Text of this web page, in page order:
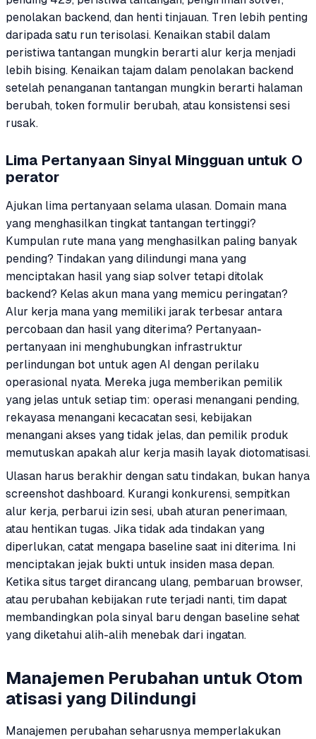
penolakan backend, dan henti tinjauan. Tren lebih penting
daripada satu run terisolasi. Kenaikan stabil dalam
peristiwa tantangan mungkin berarti alur kerja menjadi
lebih bising. Kenaikan tajam dalam penolakan backend
setelah penanganan tantangan mungkin berarti halaman
berubah, token formulir berubah, atau konsistensi sesi
rusak.
Lima Pertanyaan Sinyal Mingguan untuk O
perator
Ajukan lima pertanyaan selama ulasan. Domain mana
yang menghasilkan tingkat tantangan tertinggi?
Kumpulan rute mana yang menghasilkan paling banyak
pending? Tindakan yang dilindungi mana yang
menciptakan hasil yang siap solver tetapi ditolak
backend? Kelas akun mana yang memicu peringatan?
Alur kerja mana yang memiliki jarak terbesar antara
percobaan dan hasil yang diterima? Pertanyaan-
pertanyaan ini menghubungkan infrastruktur
perlindungan bot untuk agen AI dengan perilaku
operasional nyata. Mereka juga memberikan pemilik
yang jelas untuk setiap tim: operasi menangani pending,
rekayasa menangani kecacatan sesi, kebijakan
menangani akses yang tidak jelas, dan pemilik produk
memutuskan apakah alur kerja masih layak diotomatisasi.
Ulasan harus berakhir dengan satu tindakan, bukan hanya
screenshot dashboard. Kurangi konkurensi, sempitkan
alur kerja, perbarui izin sesi, ubah aturan penerimaan,
atau hentikan tugas. Jika tidak ada tindakan yang
diperlukan, catat mengapa baseline saat ini diterima. Ini
menciptakan jejak bukti untuk insiden masa depan.
Ketika situs target dirancang ulang, pembaruan browser,
atau perubahan kebijakan rute terjadi nanti, tim dapat
membandingkan pola sinyal baru dengan baseline sehat
yang diketahui alih-alih menebak dari ingatan.
Manajemen Perubahan untuk Otom
atisasi yang Dilindungi
Manajemen perubahan seharusnya memperlakukan